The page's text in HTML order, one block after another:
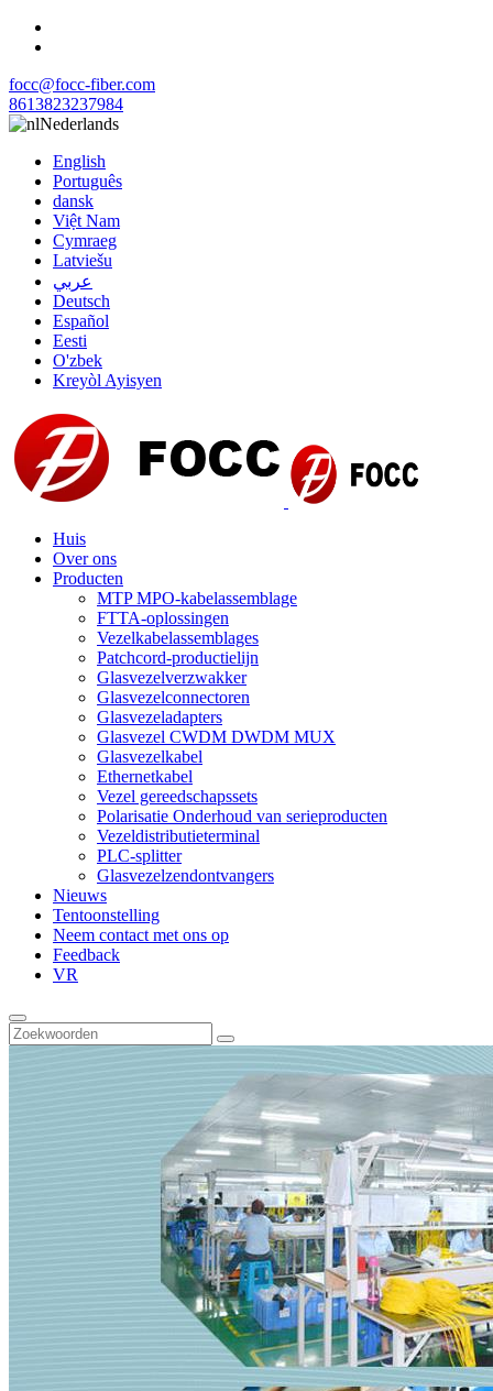
focc@focc-fiber.com
8613823237984
Nederlands
English
Português
dansk
Việt Nam
Cymraeg
Latviešu
عربي
Deutsch
Español
Eesti
O'zbek
Kreyòl Ayisyen
Huis
Over ons
Producten
MTP MPO-kabelassemblage
FTTA-oplossingen
Vezelkabelassemblages
Patchcord-productielijn
Glasvezelverzwakker
Glasvezelconnectoren
Glasvezeladapters
Glasvezel CWDM DWDM MUX
Glasvezelkabel
Ethernetkabel
Vezel gereedschapssets
Polarisatie Onderhoud van serieproducten
Vezeldistributieterminal
PLC-splitter
Glasvezelzendontvangers
Nieuws
Tentoonstelling
Neem contact met ons op
Feedback
VR